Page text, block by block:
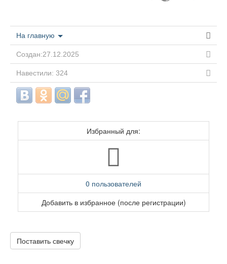
На главную
Создан:27.12.2025
Навестили: 324
Избранный для:
0 пользователей
Добавить в избранное (после регистрации)
Поставить свечку